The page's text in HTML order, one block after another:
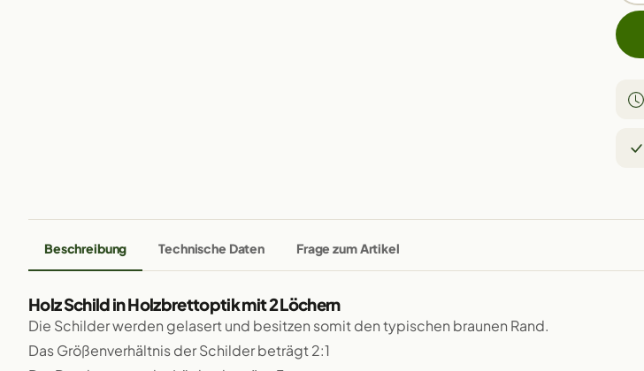
Beschreibung Technische Daten Frage zum Artikel
Holz Schild in Holzbrettoptik mit 2 Löchern
Die Schilder werden gelasert und besitzen somit den typischen braunen Rand.
Das Größenverhältnis der Schilder beträgt 2:1